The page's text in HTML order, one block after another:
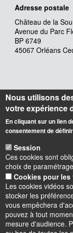
Adresse postale
Château de la
Avenue du Parc
BP 6749
45067 Orléans
Nous utilisons
votre expérience
En cliquant sur un lien
consentement de
Session
Ces cookies sont
choix de
Cookies pour les
Les cookies vidéos
stocker les
vous empêchera
pouvez à tout
mesure d'audience.